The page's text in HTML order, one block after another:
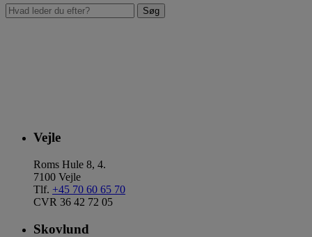
Vejle
Roms Hule 8, 4.
7100 Vejle
Tlf. +45 70 60 65 70
CVR 36 42 72 05
Skovlund